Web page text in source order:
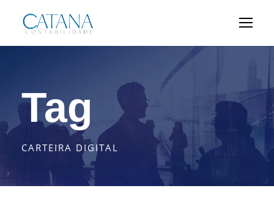
Tag
CARTEIRA DIGITAL